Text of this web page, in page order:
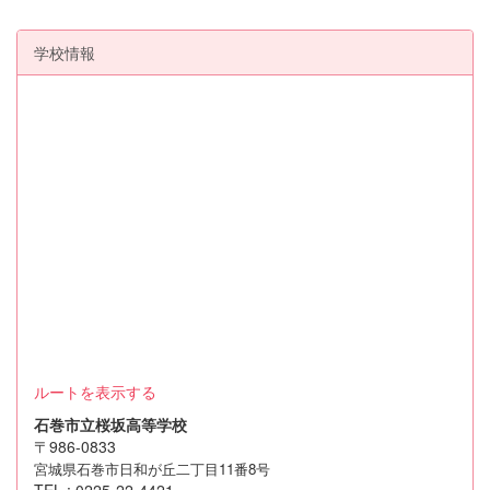
学校情報
ルートを表示する
石巻市立桜坂高等学校
〒986-0833
宮城県石巻市日和が丘二丁目11番8号